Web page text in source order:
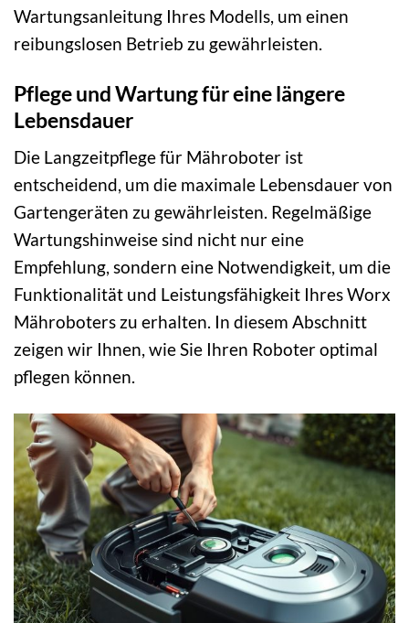
Wartungsanleitung Ihres Modells, um einen
reibungslosen Betrieb zu gewährleisten.
Pflege und Wartung für eine längere
Lebensdauer
Die Langzeitpflege für Mähroboter ist
entscheidend, um die maximale Lebensdauer von
Gartengeräten zu gewährleisten. Regelmäßige
Wartungshinweise sind nicht nur eine
Empfehlung, sondern eine Notwendigkeit, um die
Funktionalität und Leistungsfähigkeit Ihres Worx
Mähroboters zu erhalten. In diesem Abschnitt
zeigen wir Ihnen, wie Sie Ihren Roboter optimal
pflegen können.